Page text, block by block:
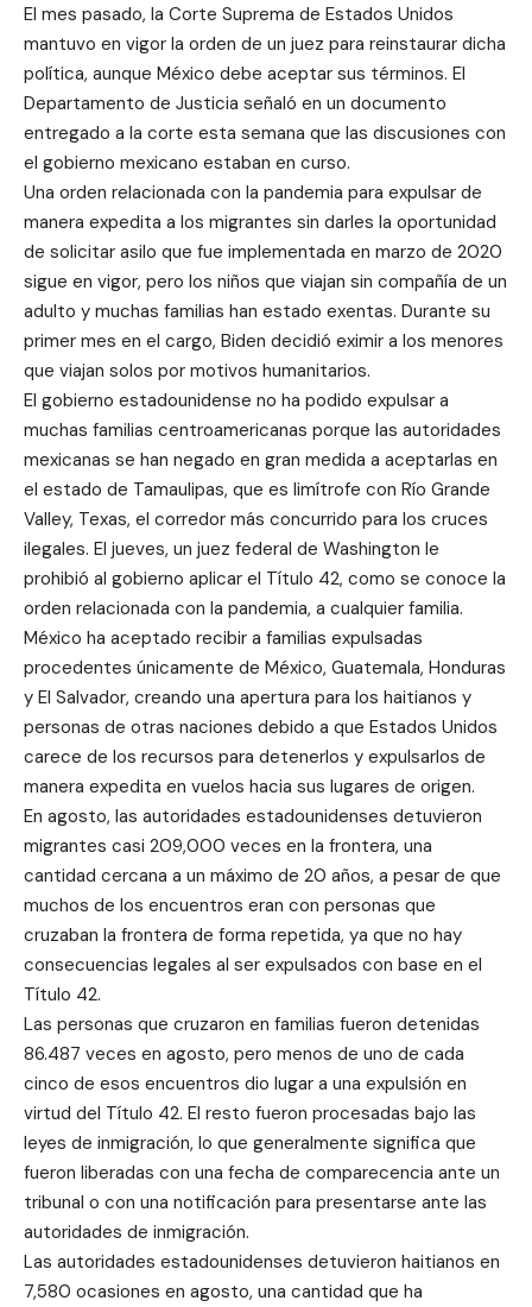
El mes pasado, la Corte Suprema de Estados Unidos
mantuvo en vigor la orden de un juez para reinstaurar dicha
política, aunque México debe aceptar sus términos. El
Departamento de Justicia señaló en un documento
entregado a la corte esta semana que las discusiones con
el gobierno mexicano estaban en curso.
Una orden relacionada con la pandemia para expulsar de
manera expedita a los migrantes sin darles la oportunidad
de solicitar asilo que fue implementada en marzo de 2020
sigue en vigor, pero los niños que viajan sin compañía de un
adulto y muchas familias han estado exentas. Durante su
primer mes en el cargo, Biden decidió eximir a los menores
que viajan solos por motivos humanitarios.
El gobierno estadounidense no ha podido expulsar a
muchas familias centroamericanas porque las autoridades
mexicanas se han negado en gran medida a aceptarlas en
el estado de Tamaulipas, que es limítrofe con Río Grande
Valley, Texas, el corredor más concurrido para los cruces
ilegales. El jueves, un juez federal de Washington le
prohibió al gobierno aplicar el Título 42, como se conoce la
orden relacionada con la pandemia, a cualquier familia.
México ha aceptado recibir a familias expulsadas
procedentes únicamente de México, Guatemala, Honduras
y El Salvador, creando una apertura para los haitianos y
personas de otras naciones debido a que Estados Unidos
carece de los recursos para detenerlos y expulsarlos de
manera expedita en vuelos hacia sus lugares de origen.
En agosto, las autoridades estadounidenses detuvieron
migrantes casi 209,000 veces en la frontera, una
cantidad cercana a un máximo de 20 años, a pesar de que
muchos de los encuentros eran con personas que
cruzaban la frontera de forma repetida, ya que no hay
consecuencias legales al ser expulsados con base en el
Título 42.
Las personas que cruzaron en familias fueron detenidas
86.487 veces en agosto, pero menos de uno de cada
cinco de esos encuentros dio lugar a una expulsión en
virtud del Título 42. El resto fueron procesadas bajo las
leyes de inmigración, lo que generalmente significa que
fueron liberadas con una fecha de comparecencia ante un
tribunal o con una notificación para presentarse ante las
autoridades de inmigración.
Las autoridades estadounidenses detuvieron haitianos en
7,580 ocasiones en agosto, una cantidad que ha